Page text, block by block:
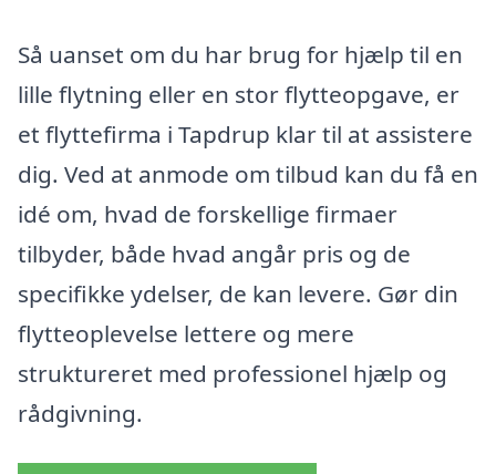
Så uanset om du har brug for hjælp til en
lille flytning eller en stor flytteopgave, er
et flyttefirma i Tapdrup klar til at assistere
dig. Ved at anmode om tilbud kan du få en
idé om, hvad de forskellige firmaer
tilbyder, både hvad angår pris og de
specifikke ydelser, de kan levere. Gør din
flytteoplevelse lettere og mere
struktureret med professionel hjælp og
rådgivning.